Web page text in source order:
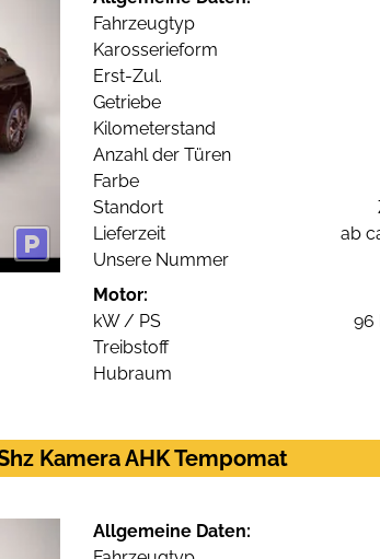
Fahrzeugtyp
Karosserieform
Erst-Zul.
Getriebe
Kilometerstand
Anzahl der Türen
Farbe
Standort
Lieferzeit
ab
Unsere Nummer
Motor:
kW / PS
96
Treibstoff
Hubraum
Kamera AHK Tempomat
Allgemeine Daten: